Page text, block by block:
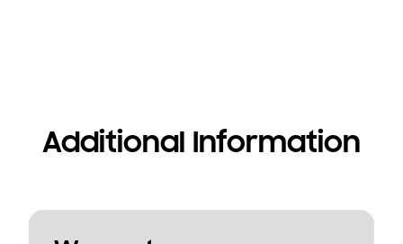
Additional Information